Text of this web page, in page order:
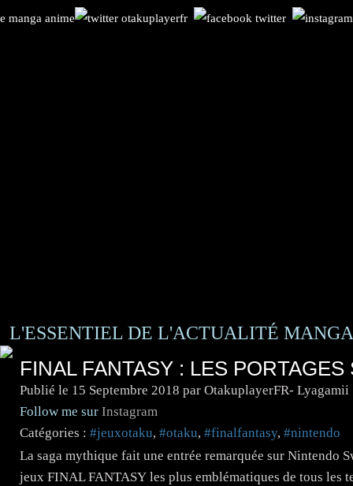
L'ESSENTIEL DE L'ACTUALITÉ
FINAL FANTASY : LES
Publié le 15 Septembre 2018 par OtakuplayerFR- Lyagamii
Follow me sur Instagram
Catégories : #jeuxotaku, #otaku, #finalfantasy, #nintendo
La saga mythique fait une entrée remarquée sur Nintendo
jeux FINAL FANTASY les plus emblématiques de tous les